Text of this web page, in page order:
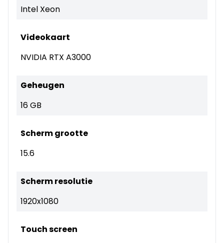
Intel Xeon
Videokaart
NVIDIA RTX A3000
Geheugen
16 GB
Scherm grootte
15.6
Scherm resolutie
1920x1080
Touch screen